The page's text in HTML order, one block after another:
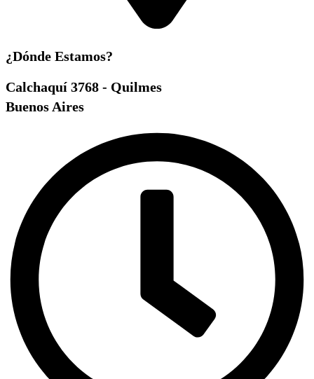
¿Dónde Estamos?
Calchaquí 3768 - Quilmes
Buenos Aires